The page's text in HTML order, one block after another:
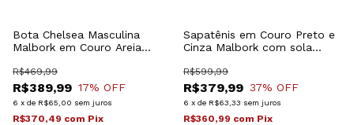
Bota Chelsea Masculina
Malbork em Couro Areia
R$389,99
R$469,99
17% OFF
6 x de R$65,00 sem juros
R$370,49 com Pix
Sapatênis em Couro Preto e
Cinza Malbork com sola
R$379,99
R$599,99
37% OFF
6 x de R$63,33 sem juros
R$360,99 com Pix